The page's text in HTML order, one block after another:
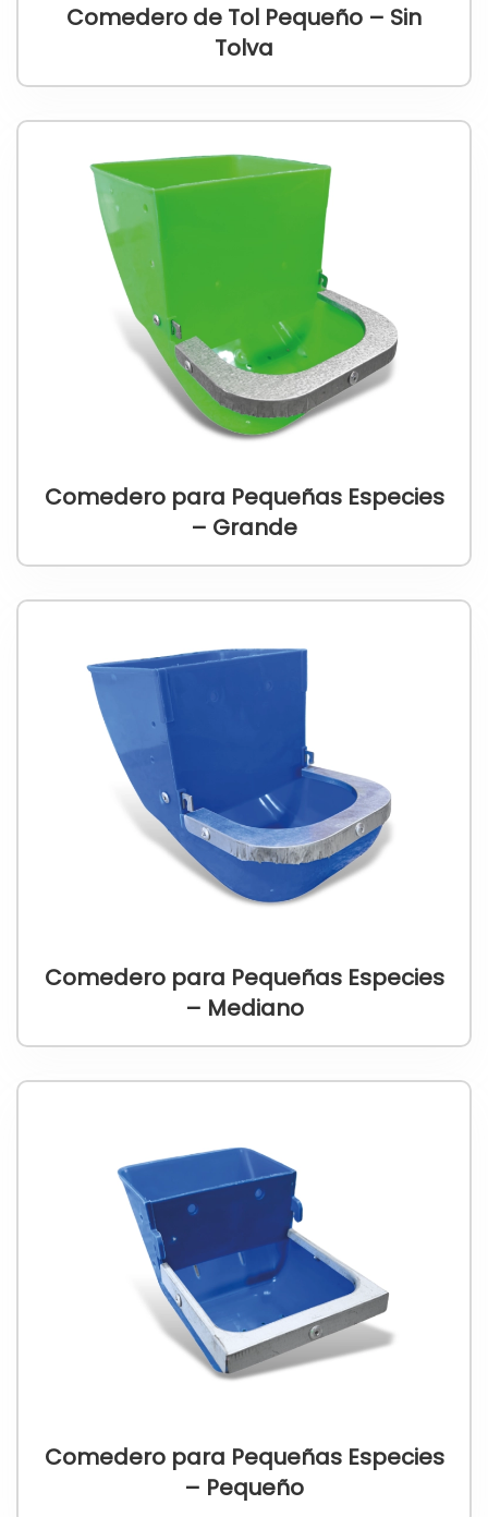
Comedero de Tol Pequeño – Sin
Tolva
Comedero para Pequeñas Especies
– Grande
Comedero para Pequeñas Especies
– Mediano
Comedero para Pequeñas Especies
– Pequeño